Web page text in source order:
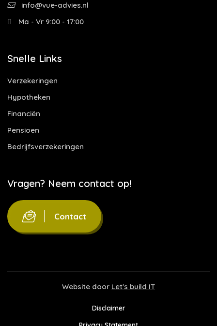
info@vue-advies.nl
Ma - Vr 9:00 - 17:00
Snelle Links
Verzekeringen
Hypotheken
Financiën
Pensioen
Bedrijfsverzekeringen
Vragen? Neem contact op!
Contact
Website door Let's build IT
Disclaimer